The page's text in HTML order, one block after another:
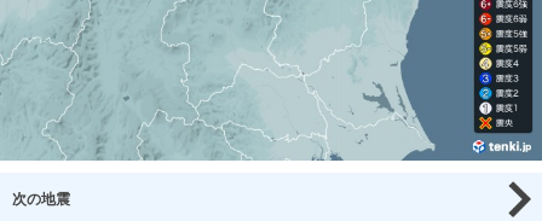
次の地震